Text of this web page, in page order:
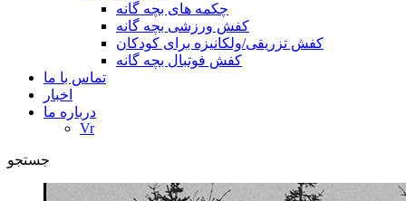
چکمه های بچه گانه
کفش ورزشی بچه گانه
کفش تزریقی/ولکانیزه برای کودکان
کفش فوتبال بچه گانه
تماس با ما
اخبار
درباره ما
Vr
جستجو